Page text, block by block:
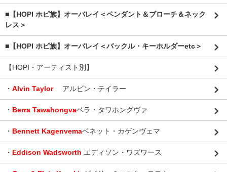
■【HOPI ホピ族】オーバレイ＜ペンダント＆ブローチ＆ネック
レス＞
■【HOPI ホピ族】オーバレイ＜バックル・キーホルダーetc＞
【HOPI・アーティスト別】
・ Alvin Taylor アルビン・テイラー
・ Berra Tawahongvaベラ・タワホングヴァ
・ Bennett Kagenvemaベネット・カゲンヴェマ
・ Eddison Wadsworth エディソン・ワズワース